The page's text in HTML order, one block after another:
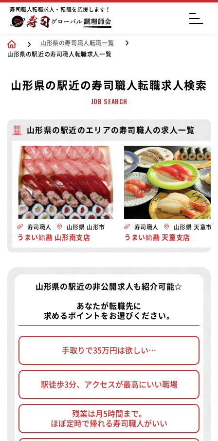
寿司職人転職求人・転職を応援します！
山形県の寿司職人転職一覧
山形県の駅近の寿司職人転職求人一覧
山形県の駅近の寿司職人転職求人検索
JOB SEARCH
山形県の駅近のエリアの寿司職人の求人一覧
寿司職人 山形県 山形市
うまい鮨勘 山形南支店
寿司職人 山形県 天童市
うまい鮨勘 天童支店
山形県の駅近の非公開求人 も紹介可能☆
あなたが転職先に
求めるポイントをお選びください。
手取りで35万円は欲しい…
駅徒歩3分、アクセスが最高にいい職場
残業は月5時間まで。
ほぼ定時で帰れる寿司職人がいい